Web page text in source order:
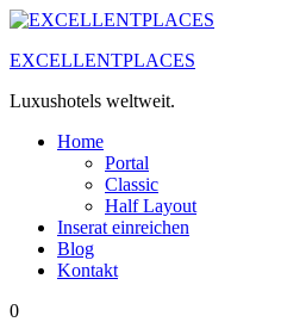
Zum
springen
EXCELLENTPLACES
Luxushotels weltweit.
Home
Portal
Classic
Half Layout
Inserat einreichen
Blog
Kontakt
0